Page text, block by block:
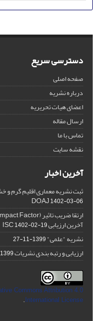
دسترسی سریع
صفحه اصلی
درباره نشریه
اعضای هیات تحریریه
ارسال مقاله
تماس با ما
نقشه سایت
آخرین اخبار
ثبت نشریه معماری اقلیم گرم
DOAJ1402-03-06
آخرین ارزیابی ISC1402-02-19
نشریه "علمی"1399-11-27
ارزیابی و رتبه بندی نشریات1399-11-27
Commons Attribution 4.0
International License
.